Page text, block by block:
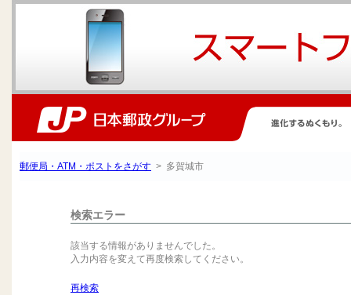
郵便局・ATM・ポストをさがす > 多賀城市
検索エラー
該当する情報がありませんでした。
入力内容を変えて再度検索してください。
再検索